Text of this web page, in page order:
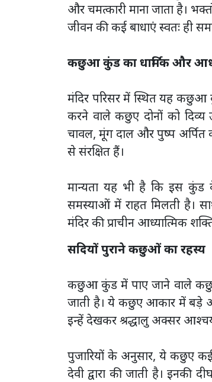
और चमत्कारी माना जाता है।
जीवन की कई बाधाएं स्वतः ही
कछुआ कुंड का धार्मिक और
मंदिर परिसर में स्थित यह कछुआ
करने वाले कछुए दोनों को
चावल, मूंग दाल और पुष्प अर्पित
से संरक्षित हैं।
मान्यता यह भी है कि इस कुंड
समस्याओं में राहत मिलती है।
मंदिर की प्राचीन आध्यात्मिक
सदियों पुराने कछुओं का रहस्य
कछुआ कुंड में पाए जाने वाले कछुए
जाती है। ये कछुए आकार में बड़े और
इन्हें देखकर श्रद्धालु अक्सर
पुजारियों के अनुसार, ये कछुए
देवी द्वारा की जाती है। इनकी